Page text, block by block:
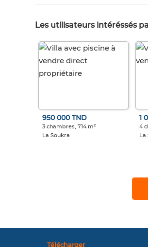
Les utilisateurs intéréssés
950 000 TND
3 chambres, 714 m²
La Soukra
1
4
La
Télécharger